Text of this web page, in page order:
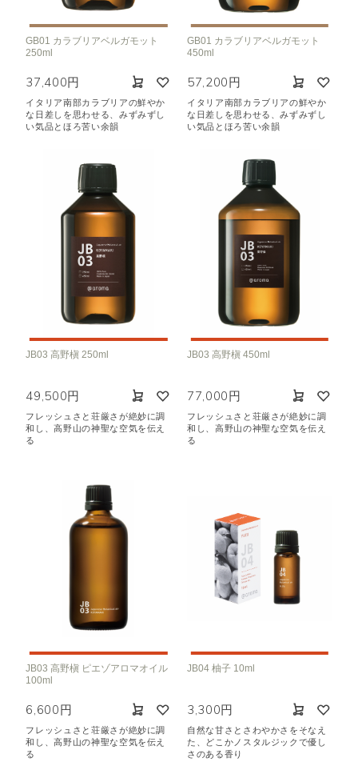
GB01 カラブリアベルガモット
250ml
37,400円
イタリア南部カラブリアの鮮やか
な日差しを思わせる、みずみずし
い気品とほろ苦い余韻
GB01 カラブリアベルガモット
450ml
57,200円
イタリア南部カラブリアの鮮やか
な日差しを思わせる、みずみずし
い気品とほろ苦い余韻
JB03 高野槇 250ml
49,500円
フレッシュさと荘厳さが絶妙に調
和し、高野山の神聖な空気を伝え
る
JB03 高野槇 450ml
77,000円
フレッシュさと荘厳さが絶妙に調
和し、高野山の神聖な空気を伝え
る
JB03 高野槇 ピエゾアロマオイル
100ml
6,600円
フレッシュさと荘厳さが絶妙に調
和し、高野山の神聖な空気を伝え
る
JB04 柚子 10ml
3,300円
自然な甘さとさわやかさをそなえ
た、どこかノスタルジックで優し
さのある香り